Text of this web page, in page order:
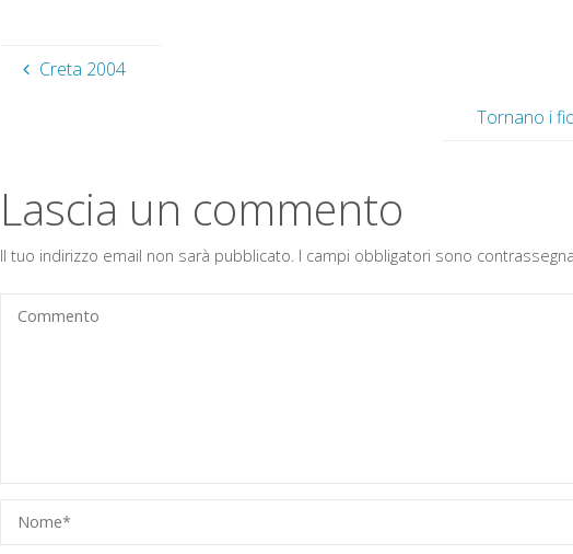
Creta 2004
Tornano i
Lascia un commento
Il tuo indirizzo email non sarà pubblicato. I campi obbligatori sono